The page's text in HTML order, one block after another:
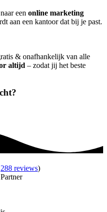
een online marketing
aan een kantoor dat bij je past.
& onafhankelijk van alle
altijd – zodat jij het beste
288 reviews)